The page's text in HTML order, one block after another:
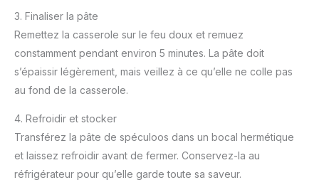
3. Finaliser la pâte
Remettez la casserole sur le feu doux et remuez
constamment pendant environ 5 minutes. La pâte doit
s’épaissir légèrement, mais veillez à ce qu’elle ne colle pas
au fond de la casserole.
4. Refroidir et stocker
Transférez la pâte de spéculoos dans un bocal hermétique
et laissez refroidir avant de fermer. Conservez-la au
réfrigérateur pour qu’elle garde toute sa saveur.